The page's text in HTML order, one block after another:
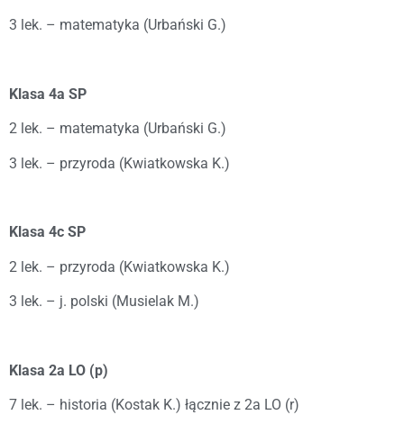
3 lek. – matematyka (Urbański G.)
Klasa 4a SP
2 lek. – matematyka (Urbański G.)
3 lek. – przyroda (Kwiatkowska K.)
Klasa 4c SP
2 lek. – przyroda (Kwiatkowska K.)
3 lek. – j. polski (Musielak M.)
Klasa 2a LO (p)
7 lek. – historia (Kostak K.) łącznie z 2a LO (r)